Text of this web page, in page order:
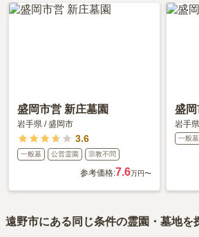
盛岡市営 新庄墓園
岩手県 /盛岡市
3.6
一般墓 公営霊園 宗教不問
参考価格:7.6万円〜
盛岡
岩手県
一般墓
遠野市にある同じ条件の霊園・墓地を